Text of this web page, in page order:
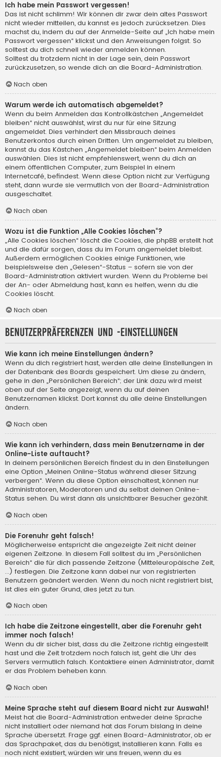
Ich habe mein Passwort vergessen!
Das ist nicht schlimm! Wir können dir zwar dein altes Passwort
nicht wieder mitteilen, du kannst es jedoch zurücksetzen. Dies
machst du, indem du auf der Anmelde-Seite auf „Ich habe mein
Passwort vergessen“ klickst und den Anweisungen folgst. So
solltest du dich schnell wieder anmelden können.
Solltest du trotzdem nicht in der Lage sein, dein Passwort
zurückzusetzen, so wende dich an die Board-Administration.
Nach oben
Warum werde ich automatisch abgemeldet?
Wenn du beim Anmelden das Kontrollkästchen „Angemeldet
bleiben“ nicht auswählst, wirst du nur für eine Sitzung
angemeldet. Dies verhindert den Missbrauch deines
Benutzerkontos durch einen Dritten. Um angemeldet zu bleiben,
kannst du das Kästchen „Angemeldet bleiben“ beim Anmelden
auswählen. Dies ist nicht empfehlenswert, wenn du dich an
einem öffentlichen Computer, zum Beispiel in einem
Internetcafé, befindest. Wenn diese Option nicht zur Verfügung
steht, dann wurde sie vermutlich von der Board-Administration
ausgeschaltet.
Nach oben
Wozu ist die Funktion „Alle Cookies löschen“?
„Alle Cookies löschen“ löscht die Cookies, die phpBB erstellt hat
und die dafür sorgen, dass du im Forum angemeldet bleibst.
Außerdem ermöglichen Cookies einige Funktionen, wie
beispielsweise den „Gelesen“-Status – sofern sie von der
Board-Administration aktiviert wurden. Wenn du Probleme bei
der An- oder Abmeldung hast, kann es helfen, wenn du die
Cookies löscht.
Nach oben
Benutzerpräferenzen und -einstellungen
Wie kann ich meine Einstellungen ändern?
Wenn du dich registriert hast, werden alle deine Einstellungen in
der Datenbank des Boards gespeichert. Um diese zu ändern,
gehe in den „Persönlichen Bereich“; der Link dazu wird meist
oben auf der Seite angezeigt, wenn du auf deinen
Benutzernamen klickst. Dort kannst du alle deine Einstellungen
ändern.
Nach oben
Wie kann ich verhindern, dass mein Benutzername in der
Online-Liste auftaucht?
In deinem persönlichen Bereich findest du in den Einstellungen
eine Option „Meinen Online-Status während dieser Sitzung
verbergen“. Wenn du diese Option einschaltest, können nur
Administratoren, Moderatoren und du selbst deinen Online-
Status sehen. Du wirst dann als unsichtbarer Besucher gezählt.
Nach oben
Die Forenuhr geht falsch!
Möglicherweise entspricht die angezeigte Zeit nicht deiner
eigenen Zeitzone. In diesem Fall solltest du im „Persönlichen
Bereich“ die für dich passende Zeitzone (Mitteleuropäische Zeit,
...) festlegen. Die Zeitzone kann dabei nur von registrierten
Benutzern geändert werden. Wenn du noch nicht registriert bist,
ist dies ein guter Grund, dies jetzt zu tun.
Nach oben
Ich habe die Zeitzone eingestellt, aber die Forenuhr geht
immer noch falsch!
Wenn du dir sicher bist, dass du die Zeitzone richtig eingestellt
hast und die Zeit trotzdem noch falsch ist, geht die Uhr des
Servers vermutlich falsch. Kontaktiere einen Administrator, damit
er das Problem beheben kann.
Nach oben
Meine Sprache steht auf diesem Board nicht zur Auswahl!
Meist hat die Board-Administration entweder deine Sprache
nicht installiert oder niemand hat das Forum bislang in deine
Sprache übersetzt. Frage ggf. einen Board-Administrator, ob er
das Sprachpaket, das du benötigst, installieren kann. Falls es
noch nicht existiert, würden wir uns freuen, wenn du es